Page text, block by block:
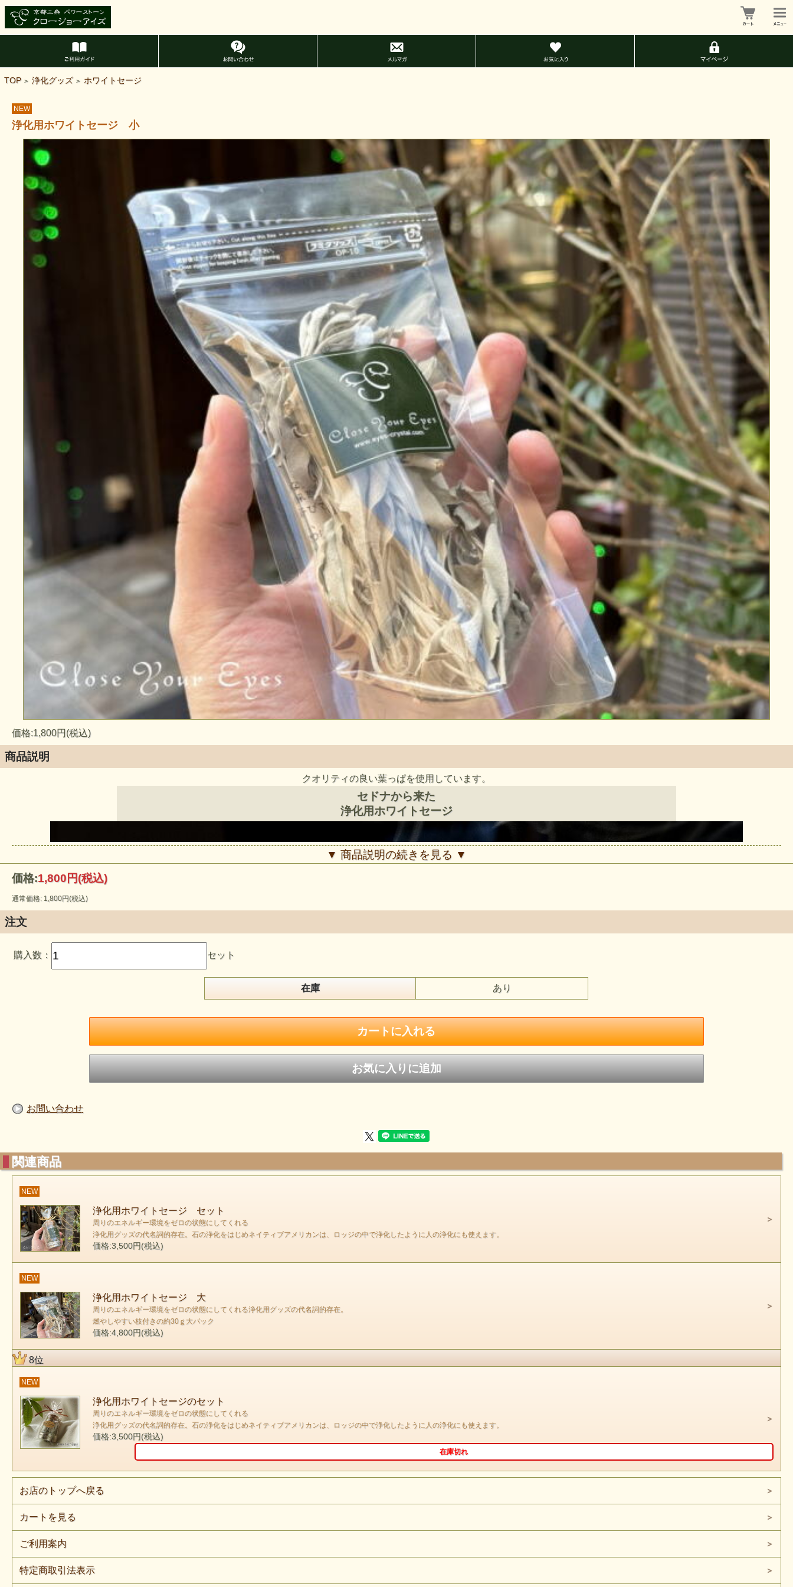
TOP > 浄化グッズ > ホワイトセージ
NEW
浄化用ホワイトセージ 小
価格:1,800円(税込)
商品説明
クオリティの良い葉っぱを使用しています。
セドナから来た
浄化用ホワイトセージ
燃やしやすい枝付きになってリニューアルしました！
今まで通りの葉のみを厳選しております。
贈り物にぴったりですよ～
香りは お香でもない落ち葉を燃やしたものでもない
自然な香りの強い葉っぱを燃やしたら こんな風？
いった感じでしょうか・・・・(*^^*)
▼ 商品説明の続きを見る ▼
価格:1,800円(税込)
通常価格: 1,800円(税込)
注文
購入数： セット
在庫 あり
お問い合わせ
関連商品
NEW
浄化用ホワイトセージ セット
周りのエネルギー環境をゼロの状態にしてくれる
浄化用グッズの代名詞的存在。石の浄化をはじめネイティブアメリカンは、ロッジの中で浄化したように人の浄化にも使えます。
価格:3,500円(税込)
NEW
浄化用ホワイトセージ 大
周りのエネルギー環境をゼロの状態にしてくれる浄化用グッズの代名詞的存在。
燃やしやすい枝付きの約30ｇ大パック
価格:4,800円(税込)
8位
NEW
浄化用ホワイトセージのセット
周りのエネルギー環境をゼロの状態にしてくれる
浄化用グッズの代名詞的存在。石の浄化をはじめネイティブアメリカンは、ロッジの中で浄化したように人の浄化にも使えます。
価格:3,500円(税込)
在庫切れ
お店のトップへ戻る
カートを見る
ご利用案内
特定商取引法表示